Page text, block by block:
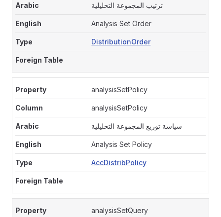
ترتيب المجموعة التحليلية
Analysis Set Order
DistributionOrder
analysisSetPolicy
analysisSetPolicy
سياسة توزيع المجموعة التحليلية
Analysis Set Policy
AccDistribPolicy
analysisSetQuery